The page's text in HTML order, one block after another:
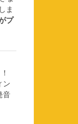
ま
プ
ン
音